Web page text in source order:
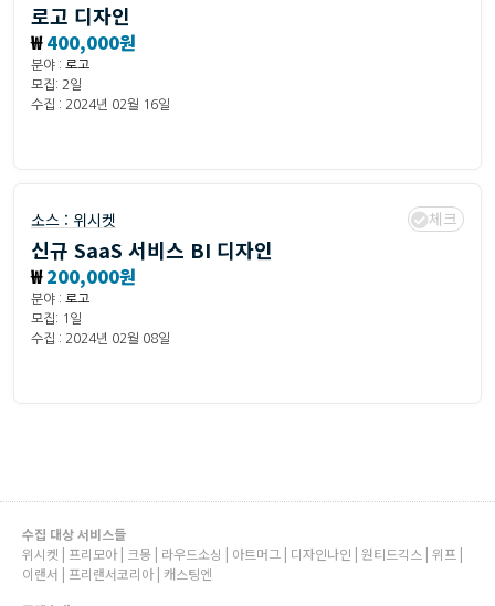
로고 디자인
₩400,000원
분야 : 로고
모집: 2일
수집 : 2024년 02월 16일
소스 : 위시켓 체크
신규 SaaS 서비스 BI 디자인
₩200,000원
분야 : 로고
모집: 1일
수집 : 2024년 02월 08일
수집 대상 서비스들
위시켓 | 프리모아 | 크몽 | 라우드소싱 | 아트머그 | 디자인나인 | 원티드긱스 | 위프 |
이랜서 | 프리랜서코리아 | 캐스팅엔